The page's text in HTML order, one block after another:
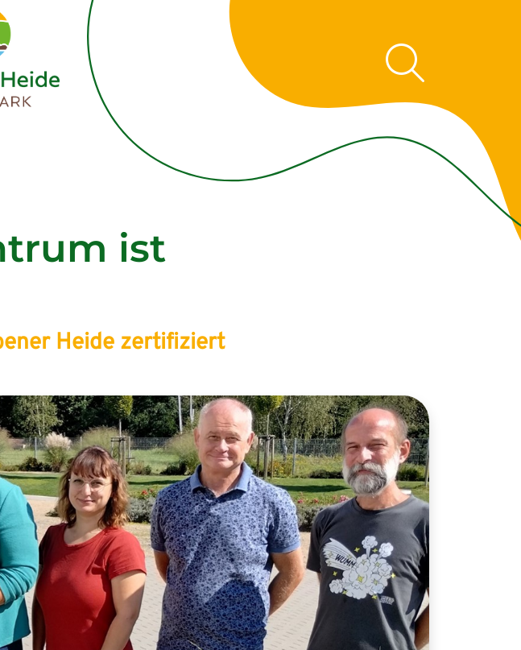
ist
Heide zertifiziert